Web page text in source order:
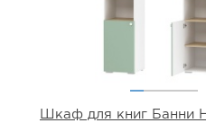
Шкаф для книг Банни